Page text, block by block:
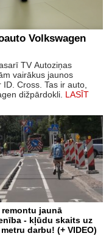
Volkswagen
TV Autoziņas
vairākus jaunos
Cross. Tas ir auto,
dižpārdokli. LASĪT
remontu jaunā
- kļūdu skaits uz
darbu! (+ VIDEO)